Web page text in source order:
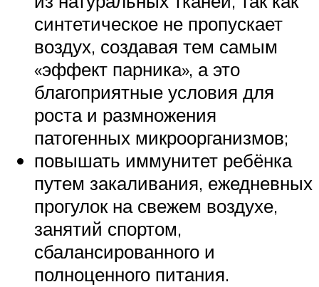
синтетическое не пропускает
воздух, создавая тем самым
«эффект парника», а это
благоприятные условия для
роста и размножения
патогенных микроорганизмов;
повышать иммунитет ребёнка
путем закаливания, ежедневных
прогулок на свежем воздухе,
занятий спортом,
сбалансированного и
полноценного питания.